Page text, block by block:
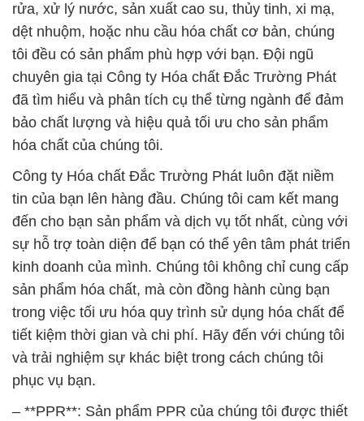
rửa, xử lý nước, sản xuất cao su, thủy tinh, xi mạ,
dệt nhuộm, hoặc nhu cầu hóa chất cơ bản, chúng
tôi đều có sản phẩm phù hợp với bạn. Đội ngũ
chuyên gia tại Công ty Hóa chất Đắc Trường Phát
đã tìm hiểu và phân tích cụ thể từng ngành để đảm
bảo chất lượng và hiệu quả tối ưu cho sản phẩm
hóa chất của chúng tôi.
Công ty Hóa chất Đắc Trường Phát luôn đặt niềm
tin của bạn lên hàng đầu. Chúng tôi cam kết mang
đến cho bạn sản phẩm và dịch vụ tốt nhất, cùng với
sự hỗ trợ toàn diện để bạn có thể yên tâm phát triển
kinh doanh của mình. Chúng tôi không chỉ cung cấp
sản phẩm hóa chất, mà còn đồng hành cùng bạn
trong việc tối ưu hóa quy trình sử dụng hóa chất để
tiết kiệm thời gian và chi phí. Hãy đến với chúng tôi
và trải nghiệm sự khác biệt trong cách chúng tôi
phục vụ bạn.
– **PPR**: Sản phẩm PPR của chúng tôi được thiết